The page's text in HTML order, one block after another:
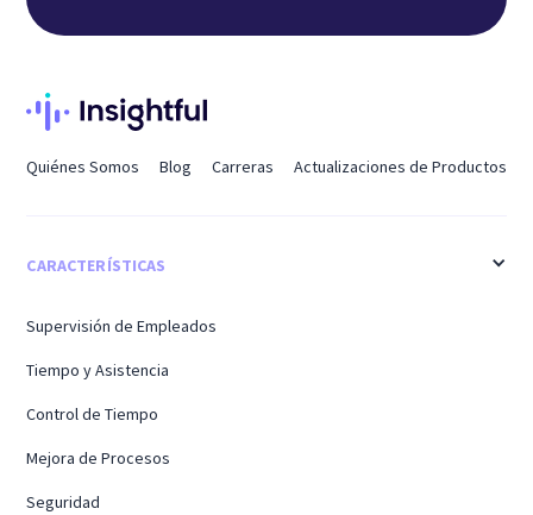
Quiénes Somos Blog Carreras Actualizaciones de Productos
CARACTERÍSTICAS
Supervisión de Empleados
Tiempo y Asistencia
Control de Tiempo
Mejora de Procesos
Seguridad